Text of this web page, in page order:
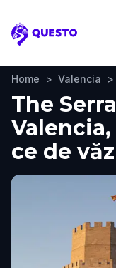
Questo
Home > Valencia >
The
ce de